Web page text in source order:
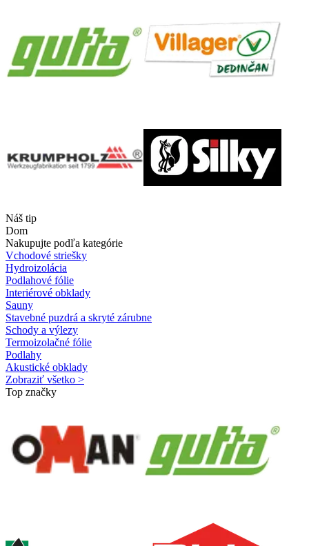
Náš tip
Dom
Nakupujte podľa kategórie
Vchodové striešky
Hydroizolácia
Podlahové fólie
Interiérové obklady
Sauny
Stavebné puzdrá a skryté zárubne
Schody a výlezy
Termoizolačné fólie
Podlahy
Akustické obklady
Zobraziť všetko >
Top značky